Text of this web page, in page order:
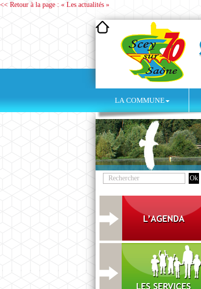
<< Retour à la page : « Les actualités »
LA COMMUNE